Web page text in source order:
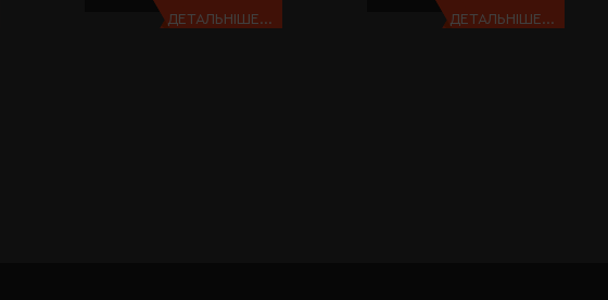
ДЕТАЛЬНІШЕ... ДЕТАЛЬНІШЕ...